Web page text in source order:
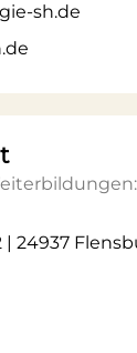
sh.de
| 24937